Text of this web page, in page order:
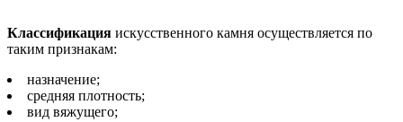
Классификация искусственного камня осуществляется по
таким признакам:
назначение;
средняя плотность;
вид вяжущего;